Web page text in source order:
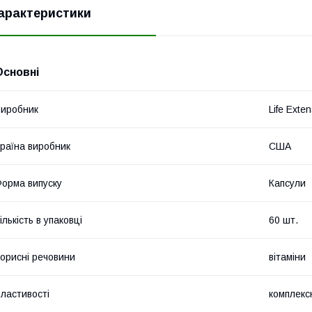
Life
виробник США
випуску Капсули
в упаковці 60 шт.
речовини вітаміни